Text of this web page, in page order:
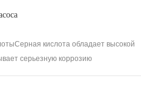
кислота обладает высокой
серьезную коррозию
ущерб, вызванный этой